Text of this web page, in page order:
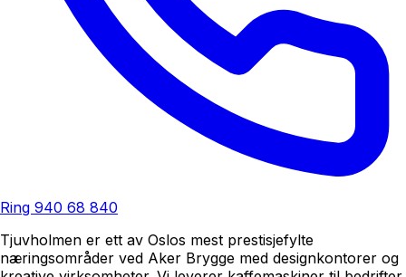
Ring 940 68 840
Tjuvholmen er ett av Oslos mest prestisjefylte
næringsområder ved Aker Brygge med designkontorer og